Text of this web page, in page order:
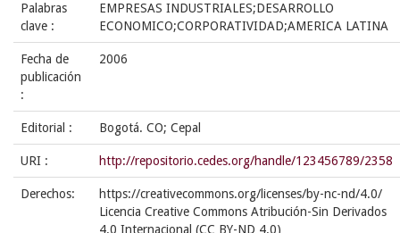
Palabras
clave :
EMPRESAS INDUSTRIALES;DESARROLLO
ECONOMICO;CORPORATIVIDAD;AMERICA LATINA
Fecha de
publicación
:
2006
Editorial : Bogotá. CO; Cepal
URI : http://repositorio.cedes.org/handle/123456789/2358
Derechos:
https://creativecommons.org/licenses/by-nc-nd/4.0/
Licencia Creative Commons Atribución-Sin Derivados
4.0 Internacional (CC BY-ND 4.0)